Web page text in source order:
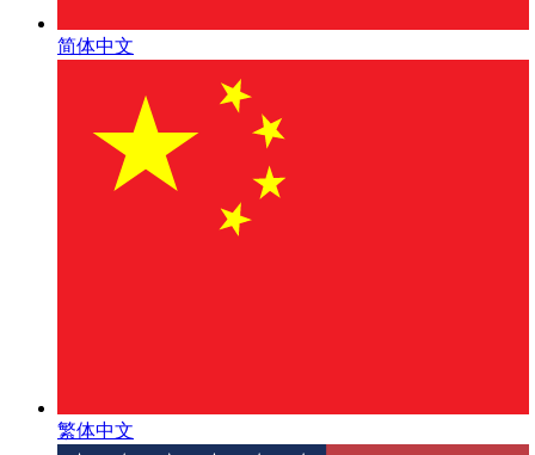
简体中文
繁体中文